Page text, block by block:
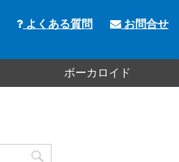
ボーカロイド
よくある質問 お問合せ